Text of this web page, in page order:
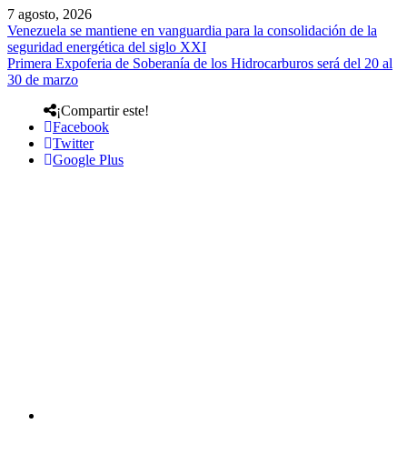
7 agosto, 2026
Venezuela se mantiene en vanguardia para la consolidación de la
seguridad energética del siglo XXI
Primera Expoferia de Soberanía de los Hidrocarburos será del 20 al
30 de marzo
¡Compartir este!
Facebook
Twitter
Google Plus